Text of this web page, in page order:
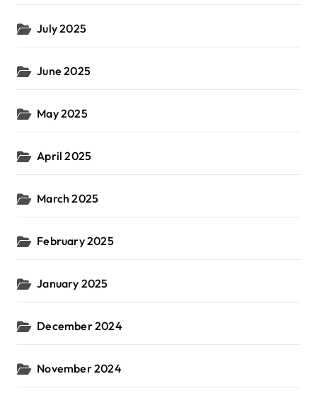
July 2025
June 2025
May 2025
April 2025
March 2025
February 2025
January 2025
December 2024
November 2024